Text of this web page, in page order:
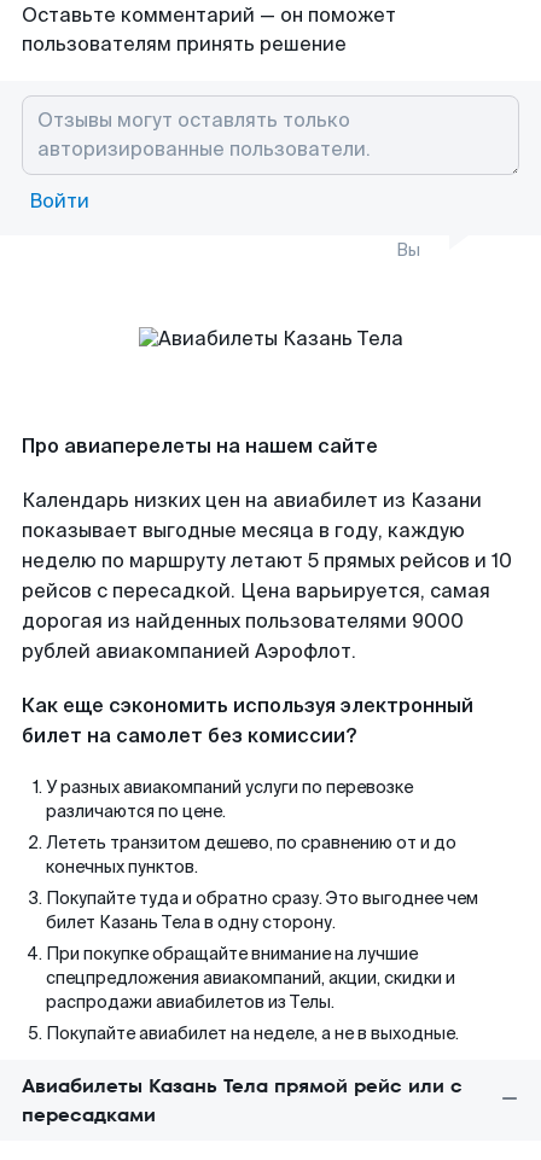
Оставьте комментарий — он поможет
пользователям принять решение
Войти
Вы
Про авиаперелеты на нашем сайте
Календарь низких цен на авиабилет из Казани
показывает выгодные месяца в году, каждую
неделю по маршруту летают 5 прямых рейсов и 10
рейсов с пересадкой. Цена варьируется, самая
дорогая из найденных пользователями 9000
рублей авиакомпанией Аэрофлот.
Как еще сэкономить используя электронный
билет на самолет без комиссии?
У разных авиакомпаний услуги по перевозке
различаются по цене.
Лететь транзитом дешево, по сравнению от и до
конечных пунктов.
Покупайте туда и обратно сразу. Это выгоднее чем
билет Казань Тела в одну сторону.
При покупке обращайте внимание на лучшие
спецпредложения авиакомпаний, акции, скидки и
распродажи авиабилетов из Телы.
Покупайте авиабилет на неделе, а не в выходные.
Авиабилеты Казань Тела прямой рейс или с
пересадками